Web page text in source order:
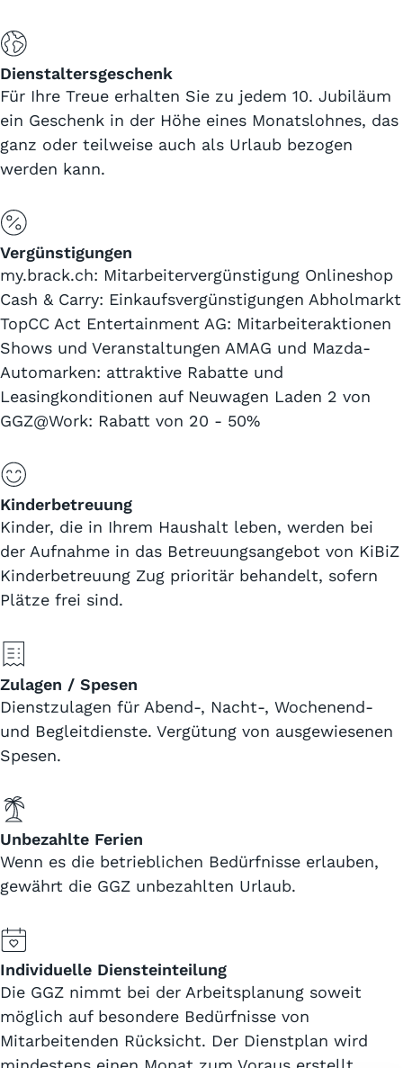
Dienstaltersgeschenk
Für Ihre Treue erhalten Sie zu jedem 10. Jubiläum
ein Geschenk in der Höhe eines Monatslohnes, das
ganz oder teilweise auch als Urlaub bezogen
werden kann.
Vergünstigungen
my.brack.ch: Mitarbeitervergünstigung Onlineshop
Cash & Carry: Einkaufsvergünstigungen Abholmarkt
TopCC Act Entertainment AG: Mitarbeiteraktionen
Shows und Veranstaltungen AMAG und Mazda-
Automarken: attraktive Rabatte und
Leasingkonditionen auf Neuwagen Laden 2 von
GGZ@Work: Rabatt von 20 - 50%
Kinderbetreuung
Kinder, die in Ihrem Haushalt leben, werden bei
der Aufnahme in das Betreuungsangebot von KiBiZ
Kinderbetreuung Zug prioritär behandelt, sofern
Plätze frei sind.
Zulagen / Spesen
Dienstzulagen für Abend-, Nacht-, Wochenend-
und Begleitdienste. Vergütung von ausgewiesenen
Spesen.
Unbezahlte Ferien
Wenn es die betrieblichen Bedürfnisse erlauben,
gewährt die GGZ unbezahlten Urlaub.
Individuelle Diensteinteilung
Die GGZ nimmt bei der Arbeitsplanung soweit
möglich auf besondere Bedürfnisse von
Mitarbeitenden Rücksicht. Der Dienstplan wird